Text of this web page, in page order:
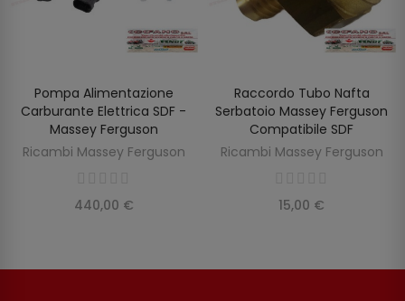
AGGIUNGI AL CARRELLO
Pompa Alimentazione
Carburante Elettrica SDF -
Massey Ferguson
Ricambi Massey Ferguson
440,00 €
SCOPRIRE
Raccordo Tubo Nafta
Serbatoio Massey Ferguson
Compatibile SDF
Ricambi Massey Ferguson
15,00 €